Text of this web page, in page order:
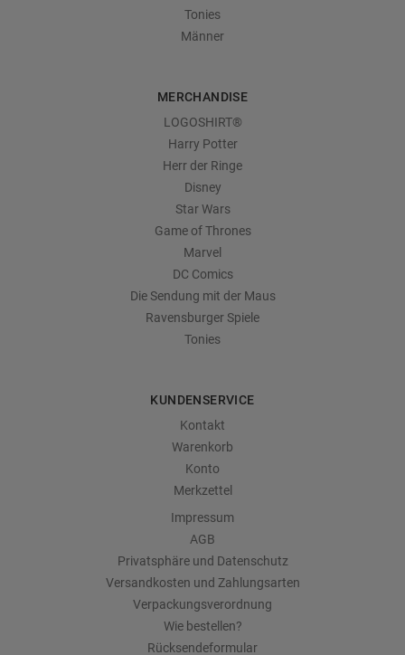
Tonies
Männer
MERCHANDISE
LOGOSHIRT®
Harry Potter
Herr der Ringe
Disney
Star Wars
Game of Thrones
Marvel
DC Comics
Die Sendung mit der Maus
Ravensburger Spiele
Tonies
KUNDENSERVICE
Kontakt
Warenkorb
Konto
Merkzettel
Impressum
AGB
Privatsphäre und Datenschutz
Versandkosten und Zahlungsarten
Verpackungsverordnung
Wie bestellen?
Rücksendeformular